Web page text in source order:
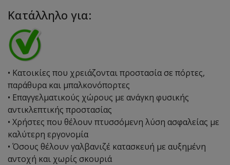
Κατάλληλο για:
• Κατοικίες που χρειάζονται προστασία σε πόρτες,
παράθυρα και μπαλκονόπορτες
• Επαγγελματικούς χώρους με ανάγκη φυσικής
αντικλεπτικής προστασίας
• Χρήστες που θέλουν πτυσσόμενη λύση ασφαλείας με
καλύτερη εργονομία
• Όσους θέλουν γαλβανιζέ κατασκευή με αυξημένη
αντοχή και χωρίς σκουριά